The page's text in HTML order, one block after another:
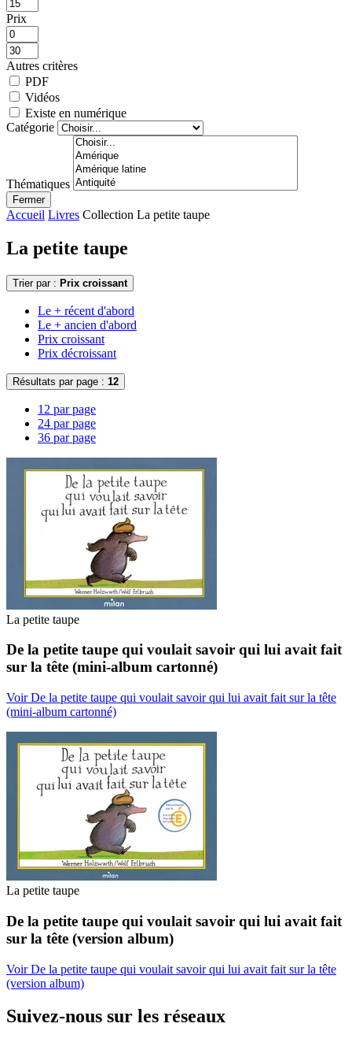
Prix
Autres critères
PDF
Vidéos
Existe en numérique
Catégorie
Thématiques
Fermer
Accueil Livres Collection La petite taupe
La petite taupe
Trier par : Prix croissant
Le + récent d'abord
Le + ancien d'abord
Prix croissant
Prix décroissant
Résultats par page : 12
12 par page
24 par page
36 par page
La petite taupe
De la petite taupe qui voulait savoir qui lui avait fait
sur la tête (mini-album cartonné)
Voir De la petite taupe qui voulait savoir qui lui avait fait sur la tête
(mini-album cartonné)
La petite taupe
De la petite taupe qui voulait savoir qui lui avait fait
sur la tête (version album)
Voir De la petite taupe qui voulait savoir qui lui avait fait sur la tête
(version album)
Suivez-nous sur les réseaux